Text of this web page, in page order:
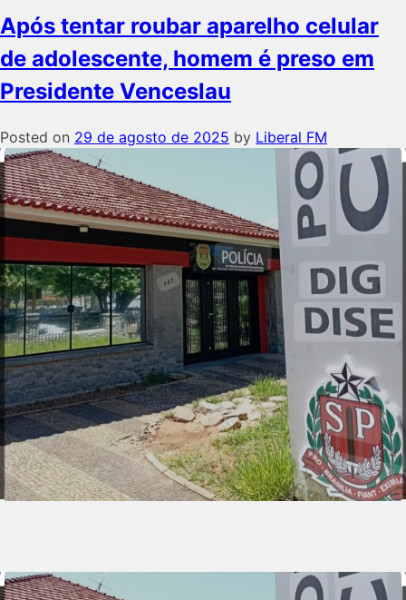
Após tentar roubar aparelho celular
de adolescente, homem é preso em
Presidente Venceslau
Posted on 29 de agosto de 2025 by Liberal FM